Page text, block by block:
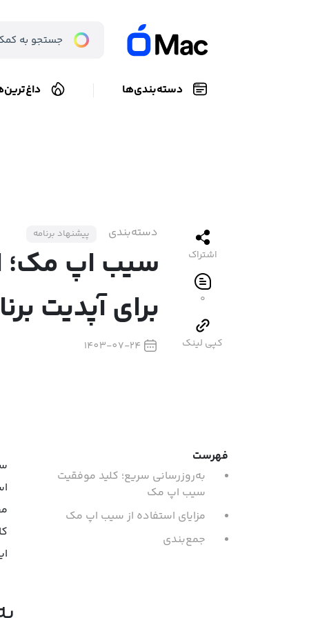
دسته‌بندی‌ها
دسته‌بندی پیشنهاد برنامه
سیب اپ مک؛
برای آپدیت
1403-07-24
اشتراک
۰
کپی لینک
فهرست
به‌روزرسانی سریع؛ کلید موفقیت
سیب اپ مک
مزایای استفاده از سیب اپ مک
جمع‌بندی